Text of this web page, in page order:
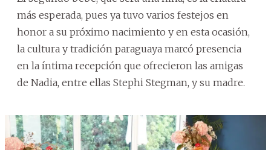
más esperada, pues ya tuvo varios festejos en
honor a su próximo nacimiento y en esta ocasión,
la cultura y tradición paraguaya marcó presencia
en la íntima recepción que ofrecieron las amigas
de Nadia, entre ellas Stephi Stegman, y su madre.